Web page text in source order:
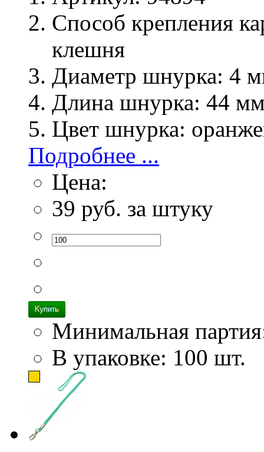
Способ крепления
клешня
Диаметр шнурка: 4
Длина шнурка: 44
Цвет шнурка:
Подробнее ...
Цена:
39 руб. за штуку
Минимальная
В упаковке: 100 шт.